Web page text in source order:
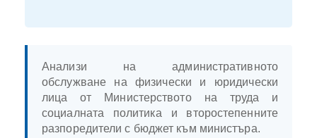
Анализи на административното
обслужване на физически и юридически
лица от Министерството на труда и
социалната политика и второстепенните
разпоредители с бюджет към министъра.